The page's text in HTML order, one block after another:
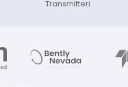
Transmitteri